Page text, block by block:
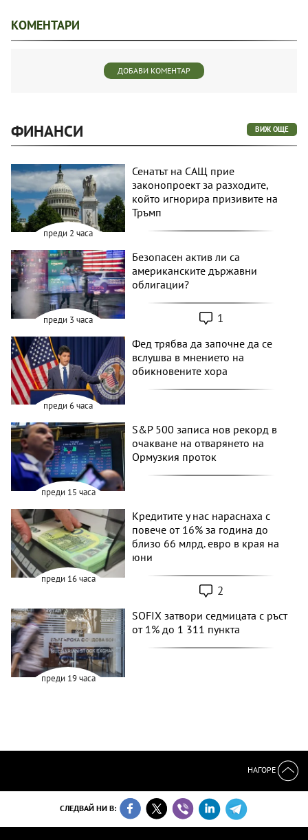
КОМЕНТАРИ
ДОБАВИ КОМЕНТАР
ФИНАНСИ ВИЖ ОЩЕ
преди 2 часа
Сенатът на САЩ прие
законопроект за разходите,
който игнорира призивите на
Тръмп
преди 3 часа
Безопасен актив ли са
американските държавни
облигации?
1
преди 6 часа
Фед трябва да започне да се
вслушва в мнението на
обикновените хора
преди 15 часа
S&P 500 записа нов рекорд в
очакване на отварянето на
Ормузкия проток
преди 16 часа
Кредитите у нас нараснаха с
повече от 16% за година до
близо 66 млрд. евро в края на
юни
2
преди 19 часа
SOFIX затвори седмицата с ръст
от 1% до 1 311 пункта
НАГОРЕ
СЛЕДВАЙ НИ В: